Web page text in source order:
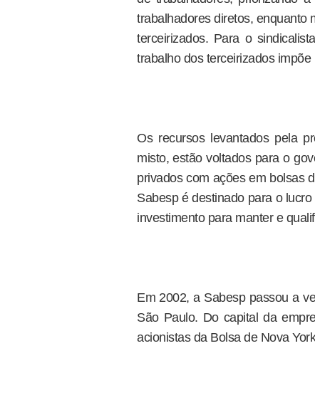
trabalhadores diretos, enquanto
terceirizados. Para o
trabalho dos terceirizados
Os recursos levantados pela
misto, estão voltados para o
privados com ações em bolsas
Sabesp é destinado para o
investimento para manter e
Em 2002, a Sabesp passou a
São Paulo. Do capital da
acionistas da Bolsa de Nova